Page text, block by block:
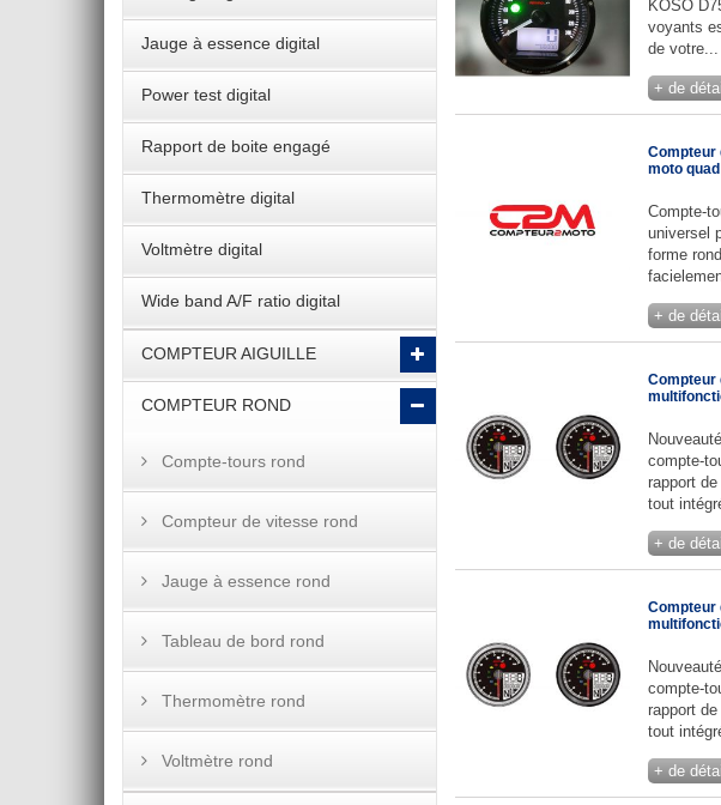
Jauge à essence digital
Power test digital
Rapport de boite engagé
Thermomètre digital
Voltmètre digital
Wide band A/F ratio digital
COMPTEUR AIGUILLE
COMPTEUR ROND
Compte-tours rond
Compteur de vitesse rond
Jauge à essence rond
Tableau de bord rond
Thermomètre rond
Voltmètre rond
KOSO
voyants
de votre...
+ de
Compteur
moto
Compte-
universel
forme
+ de
Compteur
compte-
rapport
tout
+ de
Compteur
compte-
rapport
tout
+ de